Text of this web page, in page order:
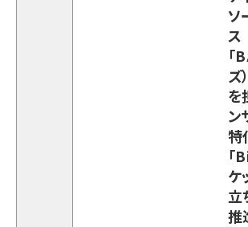
ソ
ス
「
ズ
を
ン
特
「
ケ
立
推